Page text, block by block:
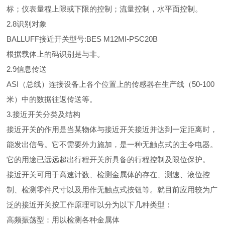
标；仪表量程上限或下限的控制；流量控制，水平面控制。
2.8识别对象
BALLUFF接近开关型号:BES M12MI-PSC20B
根据载体上的码识别是与非。
2.9信息传送
ASI（总线）连接设备上各个位置上的传感器在生产线（50-100
米）中的数据往返传送等。
3.接近开关分类及结构
接近开关的作用是当某物体与接近开关接近并达到一定距离时，
能发出信号。它不需要外力施加，是一种无触点式的主令电器。
它的用途已远远超出行程开关所具备的行程控制及限位保护。
接近开关可用于高速计数、检测金属体的存在、测速、液位控
制、检测零件尺寸以及用作无触点式按钮等。就目前应用较为广
泛的接近开关按工作原理可以分为以下几种类型：
高频振荡型：用以检测各种金属体